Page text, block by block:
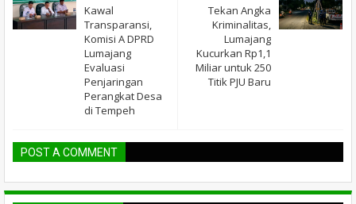
Tekan Angka
Kriminalitas,
Lumajang
Kucurkan Rp1,1
Miliar untuk 250
Titik PJU Baru
Kawal
Transparansi,
Komisi A DPRD
Lumajang
Evaluasi
Penjaringan
Perangkat Desa
di Tempeh
POST A COMMENT